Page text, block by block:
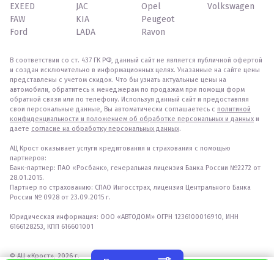
EXEED
FAW
Ford
JAC
KIA
LADA
Opel
Peugeot
Ravon
Volkswagen
В соответствии со ст. 437 ГК РФ, данный сайт не является публичной офертой
и создан исключительно в информационных целях. Указанные на сайте цены
представлены с учетом скидок. Что бы узнать актуальные цены на
автомобили, обратитесь к менеджерам по продажам при помощи форм
обратной связи или по телефону. Используя данный сайт и предоставляя
свои персональные данные, Вы автоматически соглашаетесь с политикой
конфиденциальности и положением об обработке персональных и данных и
даете согласие на обработку персональных данных.
АЦ Крост оказывает услуги кредитования и страхования с помощью
партнеров:
Банк-партнер: ПАО «Росбанк», генеральная лицензия Банка России №2272 от
28.01.2015.
Партнер по страхованию: СПАО Ингосстрах, лицензия Центрального Банка
России № 0928 от 23.09.2015 г.
Юридическая информация: ООО «АВТОДОМ» ОГРН 1236100016910, ИНН
6166128253, КПП 616601001
© АЦ «Крост», 2026 г.